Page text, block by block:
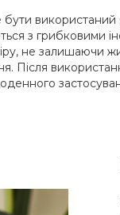
використаний
з грибковими
не залишаючи
Після